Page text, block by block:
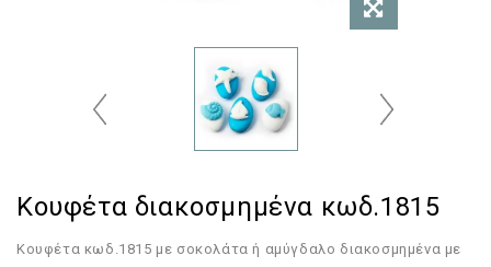
Κουφέτα διακοσμημένα κωδ.1815
Κουφέτα κωδ.1815 με σοκολάτα ή αμύγδαλο διακοσμημένα με